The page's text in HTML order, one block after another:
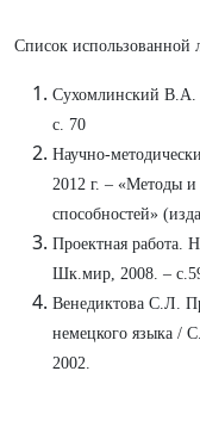
Список использованной
Сухомлинский В.А.
с. 70
Научно-
2012 г. – «Методы и
способностей»
Проектная работа.
Шк.мир, 2008. –
Венедиктова С.Л.
немецкого языка /
2002.